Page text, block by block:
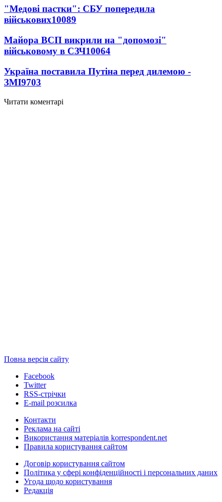
"Медові пастки": СБУ попередила
військових10089
Майора ВСП викрили на "допомозі"
військовому в СЗЧ10064
Україна поставила Путіна перед дилемою -
ЗМІ9703
Читати коментарі
Повна версія сайту
Facebook
Twitter
RSS-стрічки
E-mail розсилка
Контакти
Реклама на сайті
Використання матеріалів korrespondent.net
Правила користування сайтом
Договір користування сайтом
Політика у сфері конфіденційності і персональних даних
Угода щодо користування
Редакція